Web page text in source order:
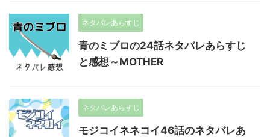
ネタバレあらすじ
青のミブロの24話ネタバレあらすじ
と感想～MOTHER
ネタバレあらすじ
モジコイネネコイ46話のネタバレあ